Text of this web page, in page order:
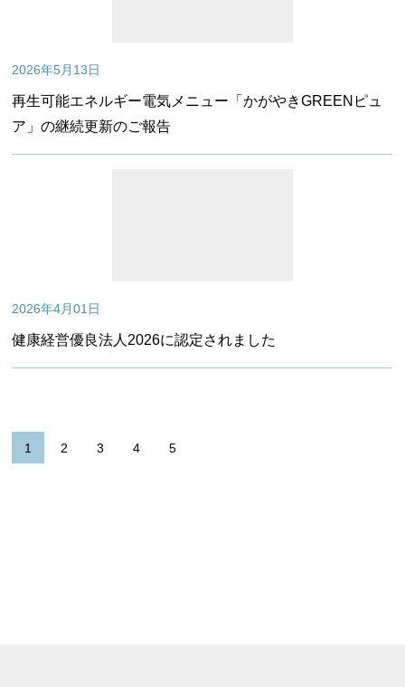
2026年5月13日
再生可能エネルギー電気メニュー「かがやきGREENピュ
ア」の継続更新のご報告
2026年4月01日
健康経営優良法人2026に認定されました
1 2 3 4 5